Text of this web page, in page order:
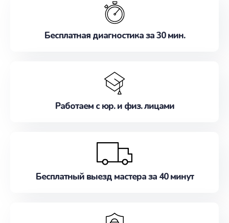
наилучшим образом. Не медлите записаться на
Бесплатная диагностика за 30 мин.
Работаем с юр. и физ. лицами
Бесплатный выезд мастера за 40 минут